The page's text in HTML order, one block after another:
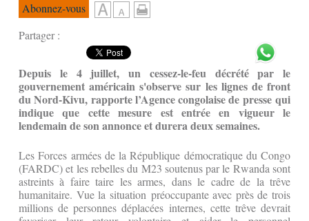
Abonnez-vous
Partager :
Depuis le 4 juillet, un cessez-le-feu décrété par le
gouvernement américain s'observe sur les lignes de front
du Nord-Kivu, rapporte l’Agence congolaise de presse qui
indique que cette mesure est entrée en vigueur le
lendemain de son annonce et durera deux semaines.
Les Forces armées de la République démocratique du Congo
(FARDC) et les rebelles du M23 soutenus par le Rwanda sont
astreints à faire taire les armes, dans le cadre de la trêve
humanitaire. Vue la situation préoccupante avec près de trois
millions de personnes déplacées internes, cette trêve devrait